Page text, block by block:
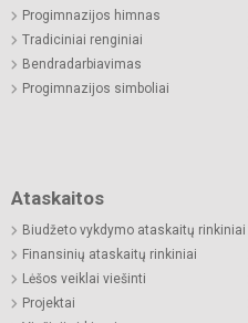
Progimnazijos himnas
Tradiciniai renginiai
Bendradarbiavimas
Progimnazijos simboliai
Ataskaitos
Biudžeto vykdymo ataskaitų rinkiniai
Finansinių ataskaitų rinkiniai
Lėšos veiklai viešinti
Projektai